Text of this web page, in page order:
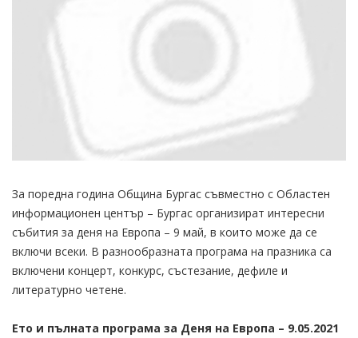
За поредна година Община Бургас съвместно с Областен
информационен център – Бургас организират интересни
събития за деня на Европа – 9 май, в които може да се
включи всеки. В разнообразната програма на празника са
включени концерт, конкурс, състезание, дефиле и
литературно четене.
Ето и пълната програма за Деня на Европа – 9.05.2021